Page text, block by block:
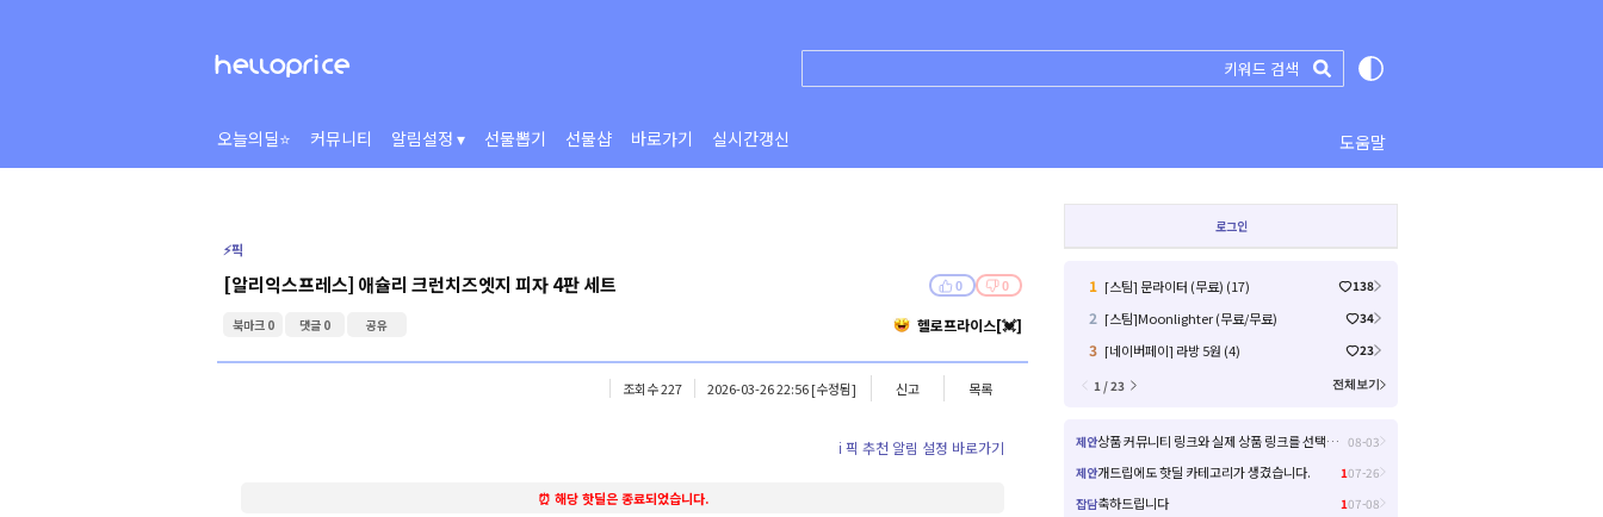
오늘의딜⭐ 커뮤니티 알림설정 ▾ 선물뽑기 선물샵 바로가기 실시간갱신 도움말
⚡️픽
[알리익스프레스] 애슐리 크런치즈엣지 피자 4판 세트 0 0
북마크 0 댓글 0 공유 헬로프라이스[💓]
조회수 227 2026-03-26 22:56[수정됨] 신고 목록
ℹ️ 픽 추천 알림 설정 바로가기
⏰ 해당 핫딜은 종료되었습니다.
로그인
1 [스팀] 문라이터 (무료) (17) 138
2 [스팀]Moonlighter (무료/무료) 34
3 [네이버페이] 라방 5원 (4)
23
1 / 23
전체보기
제안 상품 커뮤니티 링크와 실제 상품 링크를 선택해서 들어갈 수 있으면 좋을거 같아요! 08-03
제안개드립에도 핫딜 카테고리가 생겼습니다. 107-26
잡담축하드립니다 107-08